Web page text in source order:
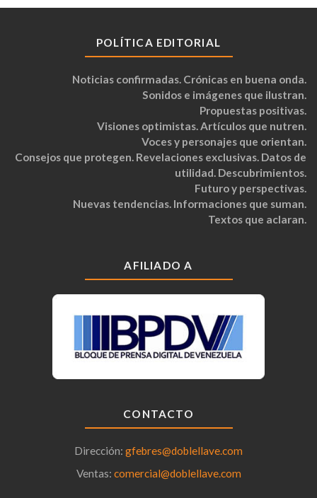
POLÍTICA EDITORIAL
Noticias confirmadas. Crónicas en buena onda.
Sonidos e imágenes que ilustran.
Propuestas positivas.
Visiones optimistas. Artículos que nutren.
Voces y personajes que orientan.
Consejos que protegen. Revelaciones exclusivas. Datos de
utilidad. Descubrimientos.
Futuro y perspectivas.
Nuevas tendencias. Informaciones que suman.
Textos que aclaran.
AFILIADO A
CONTACTO
Dirección: gfebres@doblellave.com
Ventas: comercial@doblellave.com